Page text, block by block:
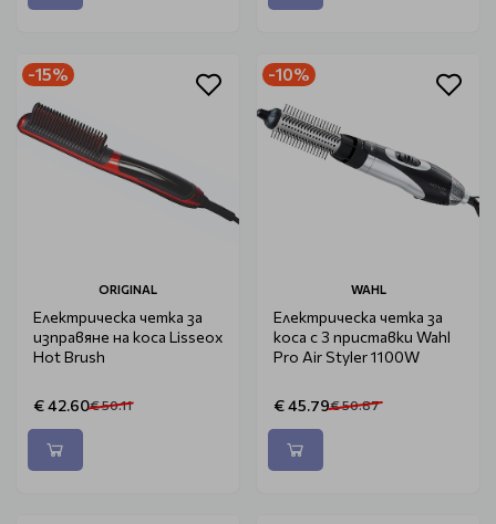
-15%
ORIGINAL
Електрическа четка за
изправяне на коса Lisseox
Hot Brush
€ 42.60€ 50.11
-10%
WAHL
Електрическа четка за
коса с 3 приставки Wahl
Pro Air Styler 1100W
€ 45.79€ 50.87